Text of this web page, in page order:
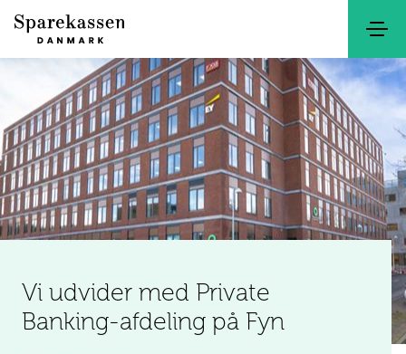
Vi udvider med Private
Banking-afdeling på Fyn